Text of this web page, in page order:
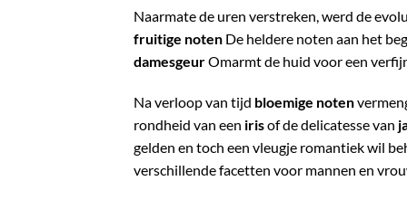
Naarmate de uren verstreken, werd de
fruitige noten De heldere noten aan het
damesgeurOmarmt de huid voor een
Na verloop van tijd bloemige noten
rondheid van een irisof de delicatesse van
gelden en toch een vleugje romantiek wil
verschillende facetten voor mannen en